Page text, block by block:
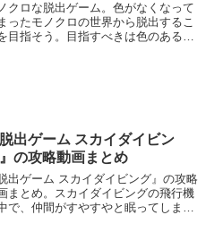
クロな脱出ゲーム。色がなくなって
ったモノクロの世界から脱出するこ
目指そう。目指すべきは色のある世
脱出ゲーム スカイダイビン
の攻略動画まとめ
脱出ゲーム スカイダイビング』の攻略
まとめ。スカイダイビングの飛行機
で、仲間がすやすやと眠ってしまっ